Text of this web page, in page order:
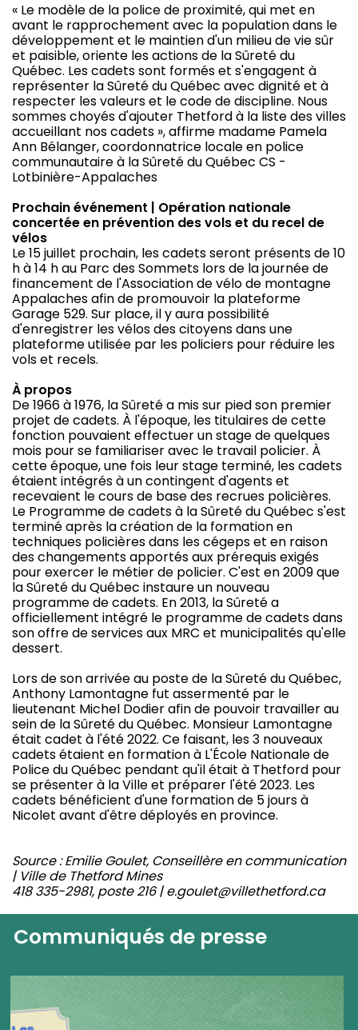
« Le modèle de la police de proximité, qui met en
avant le rapprochement avec la population dans le
développement et le maintien d'un milieu de vie sûr
et paisible, oriente les actions de la Sûreté du
Québec. Les cadets sont formés et s'engagent à
représenter la Sûreté du Québec avec dignité et à
respecter les valeurs et le code de discipline. Nous
sommes choyés d'ajouter Thetford à la liste des villes
accueillant nos cadets », affirme madame Pamela
Ann Bélanger, coordonnatrice locale en police
communautaire à la Sûreté du Québec CS -
Lotbinière-Appalaches
Prochain événement | Opération nationale
concertée en prévention des vols et du recel de
vélos
Le 15 juillet prochain, les cadets seront présents de 10
h à 14 h au Parc des Sommets lors de la journée de
financement de l'Association de vélo de montagne
Appalaches afin de promouvoir la plateforme
Garage 529. Sur place, il y aura possibilité
d'enregistrer les vélos des citoyens dans une
plateforme utilisée par les policiers pour réduire les
vols et recels.
À propos
De 1966 à 1976, la Sûreté a mis sur pied son premier
projet de cadets. À l'époque, les titulaires de cette
fonction pouvaient effectuer un stage de quelques
mois pour se familiariser avec le travail policier. À
cette époque, une fois leur stage terminé, les cadets
étaient intégrés à un contingent d'agents et
recevaient le cours de base des recrues policières.
Le Programme de cadets à la Sûreté du Québec s'est
terminé après la création de la formation en
techniques policières dans les cégeps et en raison
des changements apportés aux prérequis exigés
pour exercer le métier de policier. C'est en 2009 que
la Sûreté du Québec instaure un nouveau
programme de cadets. En 2013, la Sûreté a
officiellement intégré le programme de cadets dans
son offre de services aux MRC et municipalités qu'elle
dessert.
Lors de son arrivée au poste de la Sûreté du Québec,
Anthony Lamontagne fut assermenté par le
lieutenant Michel Dodier afin de pouvoir travailler au
sein de la Sûreté du Québec. Monsieur Lamontagne
était cadet à l'été 2022. Ce faisant, les 3 nouveaux
cadets étaient en formation à L'École Nationale de
Police du Québec pendant qu'il était à Thetford pour
se présenter à la Ville et préparer l'été 2023. Les
cadets bénéficient d'une formation de 5 jours à
Nicolet avant d'être déployés en province.
Source : Emilie Goulet, Conseillère en communication
| Ville de Thetford Mines
418 335-2981, poste 216 | e.goulet@villethetford.ca
Communiqués de presse